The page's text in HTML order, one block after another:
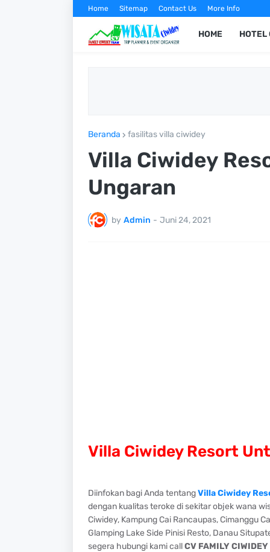
Home Sitemap Contact Us More Info
HOME HOTEL
Beranda fasilitas villa ciwidey
Villa Ciwidey
Ungaran
by Admin - Juni 24, 2021
Villa Ciwidey Resort
Diinfokan bagi Anda tentangVilla Ciwidey
dengan kualitas teroke di sekitar objek wana
Ciwidey, Kampung Cai Rancaupas, Cimanggu
Glamping Lake Side Pinisi Resto, Danau
segera hubungi kami callCV FAMILY